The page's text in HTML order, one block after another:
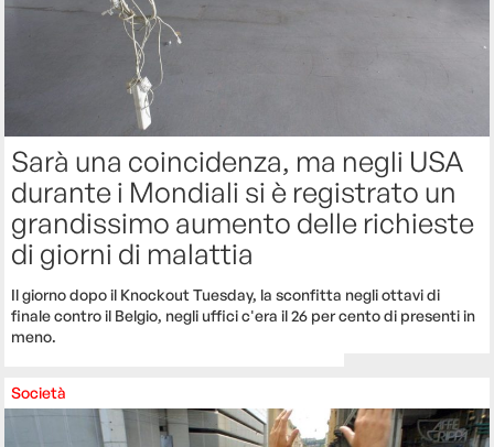
Sarà una coincidenza, ma negli USA
durante i Mondiali si è registrato un
grandissimo aumento delle richieste
di giorni di malattia
Il giorno dopo il Knockout Tuesday, la sconfitta negli ottavi di
finale contro il Belgio, negli uffici c'era il 26 per cento di presenti in
meno.
Società